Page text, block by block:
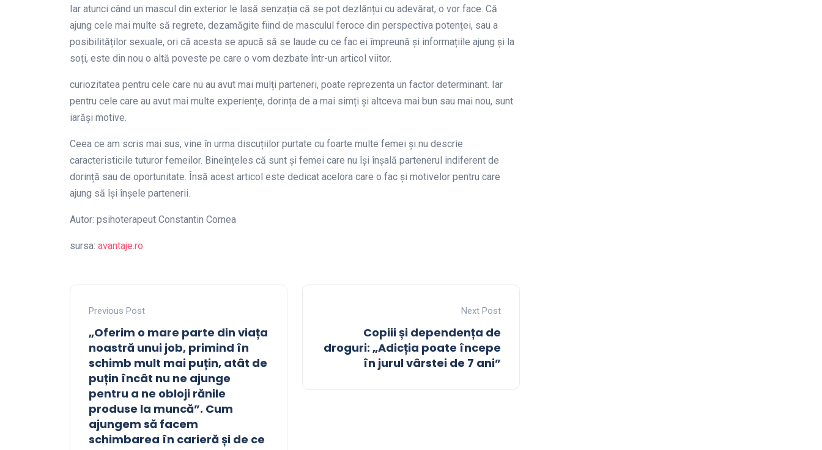
Iar atunci când un mascul din exterior le lasă senzația că se pot dezlănțui cu adevărat, o vor face. Că
ajung cele mai multe să regrete, dezamăgite fiind de masculul feroce din perspectiva potenței, sau a
posibilităților sexuale, ori că acesta se apucă să se laude cu ce fac ei împreună și informațiile ajung și la
soți, este din nou o altă poveste pe care o vom dezbate într-un articol viitor.
curiozitatea pentru cele care nu au avut mai mulți parteneri, poate reprezenta un factor determinant. Iar
pentru cele care au avut mai multe experiențe, dorința de a mai simți și altceva mai bun sau mai nou, sunt
iarăși motive.
Ceea ce am scris mai sus, vine în urma discuțiilor purtate cu foarte multe femei și nu descrie
caracteristicile tuturor femeilor. Bineînțeles că sunt și femei care nu își înșală partenerul indiferent de
dorință sau de oportunitate. Însă acest articol este dedicat acelora care o fac și motivelor pentru care
ajung să își înșele partenerii.
Autor: psihoterapeut Constantin Cornea
sursa: avantaje.ro
Previous Post
„Oferim o mare parte din viața
noastră unui job, primind în
schimb mult mai puțin, atât de
puțin încât nu ne ajunge
pentru a ne obloji rănile
produse la muncă”. Cum
ajungem să facem
schimbarea în carieră și de ce
Next Post
Copiii și dependența de
droguri: „Adicția poate începe
în jurul vârstei de 7 ani”